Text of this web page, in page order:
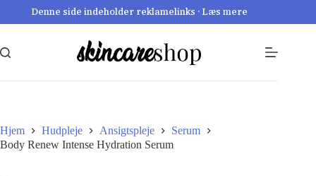
Denne side indeholder reklamelinks · Læs mere
Hjem Hudpleje Ansigtspleje
Serum
Body Renew Intense Hydration Serum